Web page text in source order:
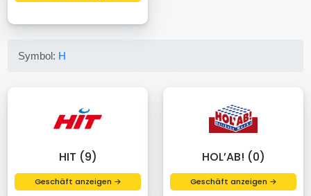
Symbol: H
HIT (9)
Geschäft anzeigen →
HOL’AB! (0)
Geschäft anzeigen →